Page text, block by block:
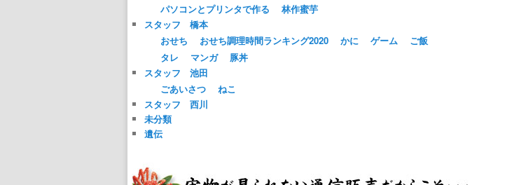
パソコンとプリンタで作る
林作蜜芋
スタッフ 橋本
おせち
おせち調理時間ランキング2020 かに ゲーム
ご飯
タレ
マンガ
豚丼
スタッフ 池田
ごあいさつ
ねこ
スタッフ 西川
未分類
遺伝